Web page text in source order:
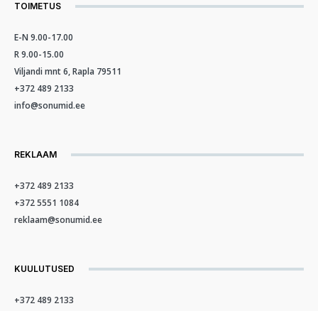
TOIMETUS
E-N 9.00-17.00
R 9.00-15.00
Viljandi mnt 6, Rapla 79511
+372 489 2133
info@sonumid.ee
REKLAAM
+372 489 2133
+372 5551 1084
reklaam@sonumid.ee
KUULUTUSED
+372 489 2133